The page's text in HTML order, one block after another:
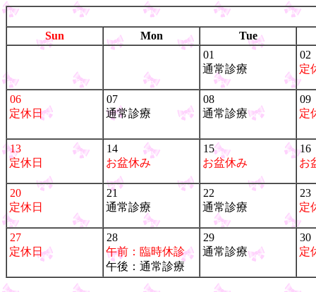
Sun Mon
Tue
01
通常診療
02
定
06
定休日
07
通常診療
08
通常診療
09
定
13
定休日
14
お盆休み
15
お盆休み
16
お
20
定休日
21
通常診療
22
通常診療
23
定
27
定休日
28
午前：臨時休診
午後：通常診療
29
通常診療
30
定